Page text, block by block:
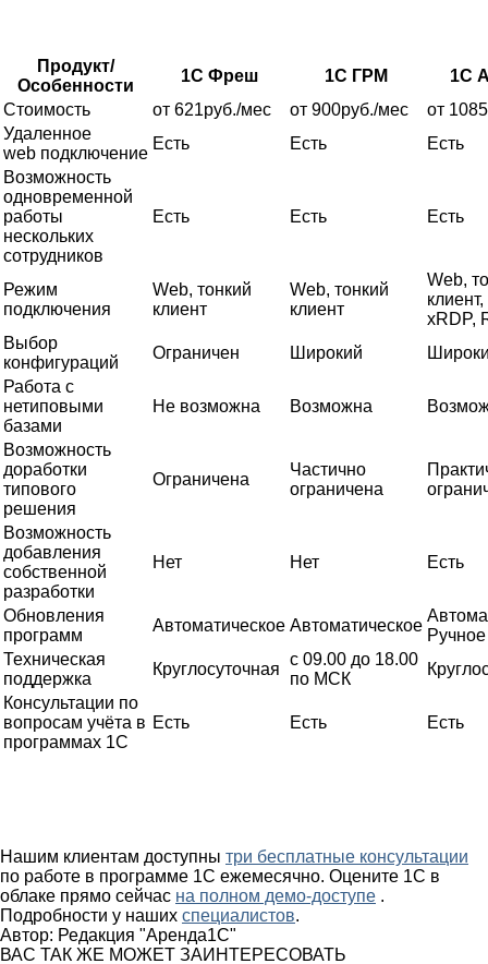
Продукт/
Особенности
1С Фреш 1С ГРМ
1С
Стоимость
от 621руб./мес от 900руб./мес
от
Удаленное
web подключение
Есть Есть
Есть
Возможность
одновременной
работы
нескольких
сотрудников
Есть Есть Есть
Режим
подключения
Web, тонкий
клиент
Web, тонкий
клиент
Web,
клиент,
xRDP,
Выбор
конфигураций
Ограничен Широкий
Работа с
нетиповыми
базами
Не возможна Возможна
Возможность
доработки
типового
решения
Ограничена
Частично
ограничена
Возможность
добавления
собственной
разработки
Нет Нет Есть
Обновления
программ
Автоматическое Автоматическое
Ручное
Техническая
поддержка
Круглосуточная
с 09.00 до 18.00
по МСК
Консультации по
вопросам учёта в
программах 1С
Есть Есть Есть
Нашим клиентам доступны три бесплатные консультации
по работе в программе 1С ежемесячно. Оцените 1С в
облаке прямо сейчас на полном демо-доступе .
Подробности у наших специалистов.
Автор: Редакция "Аренда1С"
ВАС ТАК ЖЕ МОЖЕТ ЗАИНТЕРЕСОВАТЬ